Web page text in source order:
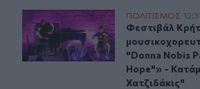
Φεστιβάλ Κρήτης: Μάγεψε η
ΠΟΛΙΤΙΣΜΟΣ
Φεστιβάλ
Φεστιβάλ
"Donna Nobis
Hope"» -
Χατζιδάκις"